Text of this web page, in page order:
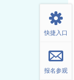
快捷入口
报名参观